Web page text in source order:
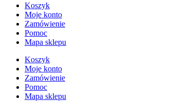
Koszyk
Moje konto
Zamówienie
Pomoc
Mapa sklepu
Koszyk
Moje konto
Zamówienie
Pomoc
Mapa sklepu